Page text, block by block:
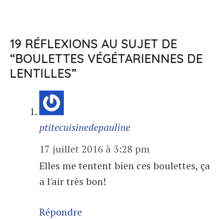
19 RÉFLEXIONS AU SUJET DE
“BOULETTES VÉGÉTARIENNES DE
LENTILLES”
ptitecuisinedepauline
17 juillet 2016 à 3:28 pm
Elles me tentent bien ces boulettes, ça
a l'air très bon!
Répondre